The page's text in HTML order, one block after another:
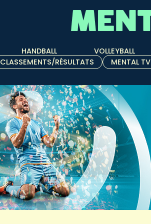
HANDBALL VOLLEYBALL
CLASSEMENTS/RÉSULTATS
MENTAL TV